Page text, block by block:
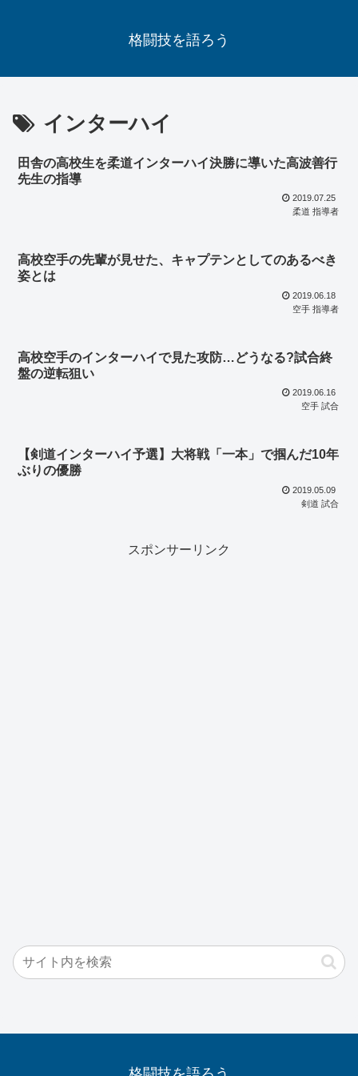
格闘技を語ろう
インターハイ
田舎の高校生を柔道インターハイ決勝に導いた高波善行
先生の指導
2019.07.25
柔道 指導者
高校空手の先輩が見せた、キャプテンとしてのあるべき
姿とは
2019.06.18
空手 指導者
高校空手のインターハイで見た攻防…どうなる?試合終
盤の逆転狙い
2019.06.16
空手 試合
【剣道インターハイ予選】大将戦「一本」で掴んだ10年
ぶりの優勝
2019.05.09
剣道 試合
スポンサーリンク